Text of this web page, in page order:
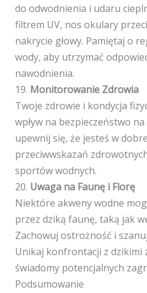
do odwodnienia i udaru
filtrem UV, nos okulary
nakrycie głowy. Pamiętaj o
wody, aby utrzymać
nawodnienia.
19. Monitorowanie Zdrowia
Twoje zdrowie i kondycja
wpływ na bezpieczeństwo
upewnij się, że jesteś w
przeciwwskazań
sportów wodnych.
20. Uwaga na Faunę i Florę
Niektóre akweny wodne
przez dziką faunę, taką jak
Zachowuj ostrożność i
Unikaj konfrontacji z dzikimi
świadomy potencjalnych
Podsumowanie